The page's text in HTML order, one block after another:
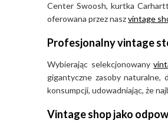
Jak i gdzie kupić ubrania
Aby znaleźć i kupić ubrania
stronie głównej lub przejdź do
określić rozmiar, stan oraz
dodaniu wybranych ubrań do
krótkim czasie.
Center Swoosh, kurtka
oferowana przez naszvintage
Profesjonalny vintage
Wybierając selekcjonowany
gigantyczne zasoby naturalne,
konsumpcji, udowadniając, że
Vintage shop jako